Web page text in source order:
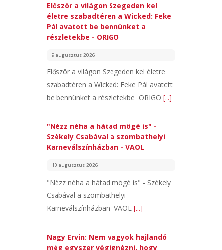
Először a világon Szegeden kel
életre szabadtéren a Wicked: Feke
Pál avatott be bennünket a
részletekbe - ORIGO
9 augusztus 2026
Először a világon Szegeden kel életre
szabadtéren a Wicked: Feke Pál avatott
be bennünket a részletekbe ORIGO [...]
"Nézz néha a hátad mögé is" -
Székely Csabával a szombathelyi
Karneválszínházban - VAOL
10 augusztus 2026
"Nézz néha a hátad mögé is" - Székely
Csabával a szombathelyi
Karneválszínházban VAOL [...]
Nagy Ervin: Nem vagyok hajlandó
még egyszer végignézni, hogy